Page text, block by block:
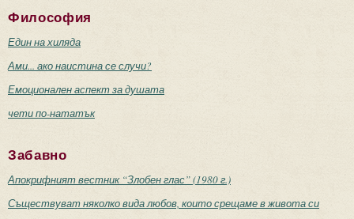
Философия
Един на хиляда
Ами... ако наистина се случи?
Емоционален аспект за душата
чети по-нататък
Забавно
Апокрифният вестник “Злобен глас” (1980 г.)
Съществуват няколко вида любов, които срещаме в живота си